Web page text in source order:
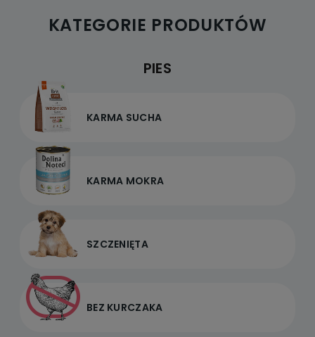
KATEGORIE PRODUKTÓW
PIES
KARMA SUCHA
KARMA MOKRA
SZCZENIĘTA
BEZ KURCZAKA